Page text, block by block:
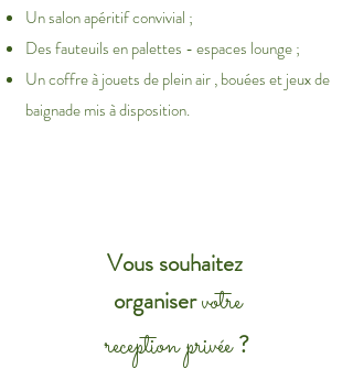
Un salon apéritif convivial ;
Des fauteuils en palettes - espaces lounge ;
Un coffre à jouets de plein air , bouées et jeux de
baignade mis à disposition.
Vous souhaitez
organiservotre
reception privée?